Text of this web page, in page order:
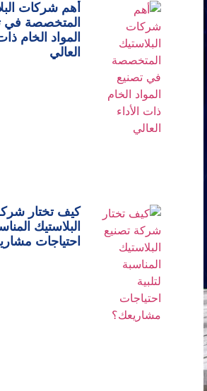
أهم شركات
المتخصصة في
المواد الخام
العالي
كيف تختار
البلاستيك
احتياجات